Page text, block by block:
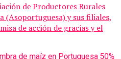
de Productores Rurales
(Asoportuguesa) y sus filiales,
de acción de gracias y el